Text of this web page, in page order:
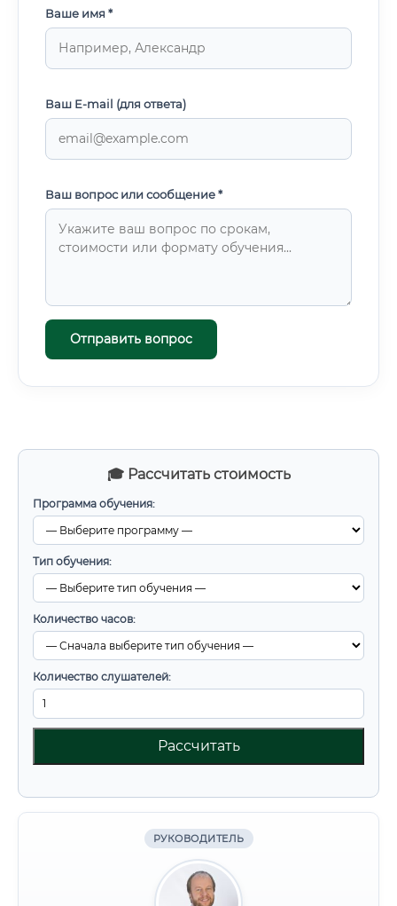
🎓 Рассчитать стоимость
Программа обучения:
Тип обучения:
Количество часов:
Количество слушателей:
Рассчитать
РУКОВОДИТЕЛЬ
Ваше имя *
Ваш E-mail (для ответа)
Ваш вопрос или сообщение *
Отправить вопрос